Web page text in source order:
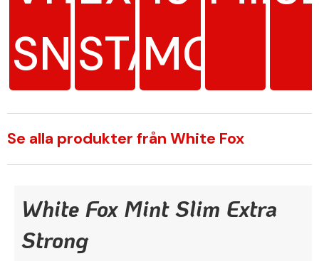
SNUSSTARK
MG/G
Se alla produkter från White Fox
White Fox Mint Slim Extra
Strong